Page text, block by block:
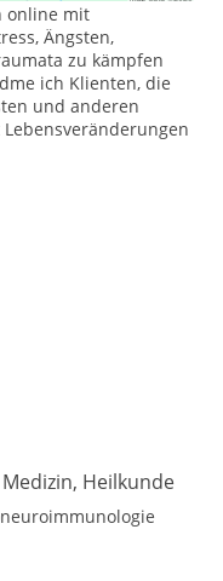
online mit
Ängsten,
zu kämpfen
ich Klienten, die
und anderen
Heilkunde